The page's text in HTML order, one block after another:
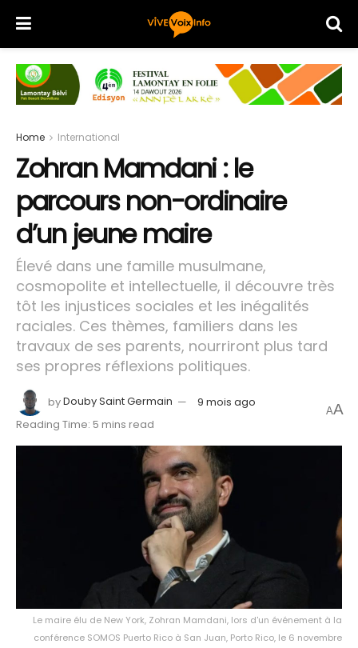
Home International
Zohran Mamdani : le
parcours non-ordinaire
d’un jeune maire
Élevé dans une famille musulmane,
cosmopolite et intellectuelle, il découvre très
tôt les injustices sociales et les inégalités
raciales. Ces thèmes, familiers dans les
travaux de ses parents, nourriront plus tard
ses propres réflexions politiques.
byDouby Saint Germain
9 mois ago
Reading Time: 5 mins read
AA
Le maire élu de New York, Zohran Mamdani, lors d'un événement à la
conférence SOMOS Puerto Rico à San Juan, Porto Rico, le 6 novembre